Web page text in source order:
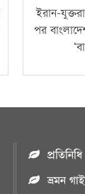
ইরান-
পর
প্রতিনিধি
ভ্রমন